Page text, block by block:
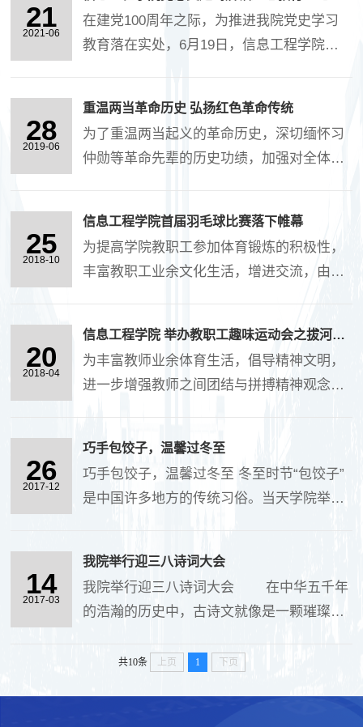
合和顽强的拼搏精神。队员们积极跑动、互
相配合，伴随着“哐哐”....
民、徐阳扬、李昉、翁垚、王舟、王静、王
英、田莘、....
21
2021-06
在建党100周年之际，为推进我院党史学习
教育落在实处，6月19日，信息工程学院党
育。 葛牌镇红色教育基地位于秦....
28
2019-06
重温两当革命历史 弘扬红色革命传统
为了重温两当起义的革命历史，深切缅怀习
仲勋等革命先辈的历史功绩，加强对全体党
50余人，在两当兵变策源地凤县，开展了“红
色革命传统....
25
2018-10
信息工程学院首届羽毛球比赛落下帷幕
为提高学院教职工参加体育锻炼的积极性，
丰富教职工业余文化生活，增进交流，由学
系、数学系、电子工程系和行政教辅代表
队，分别设置男....
20
2018-04
信息工程学院 举办教职工趣味运动会之拔河比赛
为丰富教师业余体育生活，倡导精神文明，
进一步增强教师之间团结与拼搏精神观念，
在图书馆前进行了教职工拔河比赛。共有80
名教职工参加....
26
2017-12
巧手包饺子，温馨过冬至
巧手包饺子，温馨过冬至 冬至时节“包饺子”
是中国许多地方的传统习俗。当天学院举办
温暖，也丰富大家的在校生活，增进凝聚力
和归....
14
2017-03
我院举行迎三八诗词大会
我院举行迎三八诗词大会 在中华五千年
的浩瀚的历史中，古诗文就像是一颗璀璨的
八节日之际，特举办本次诗词大会活动，旨
共10条 上页 1 下页